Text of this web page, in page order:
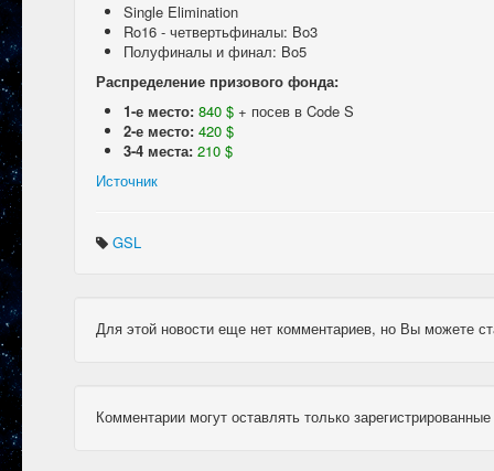
Single Elimination
Ro16 - четвертьфиналы: Bo3
Полуфиналы и финал: Bo5
Распределение призового фонда:
1-е место: 840 $ + посев в Code S
2-е место: 420 $
3-4 места: 210 $
Источник
GSL
Для этой новости еще нет комментариев, но Вы можете
Комментарии могут оставлять только